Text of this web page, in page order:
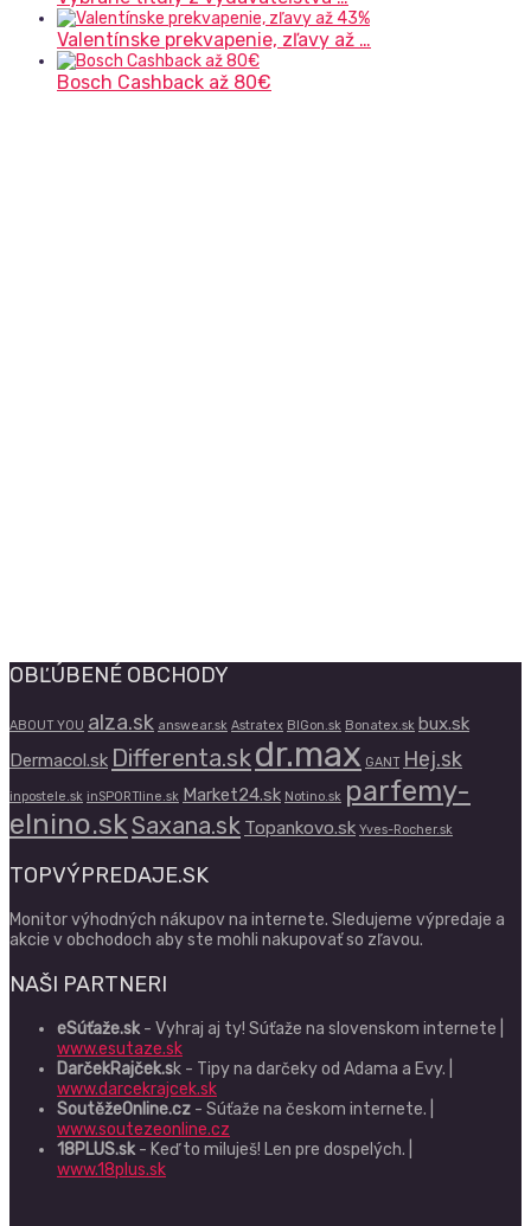
Valentínske prekvapenie, zľavy až …
Bosch Cashback až 80€
OBĽÚBENÉ OBCHODY
ABOUT YOU alza.sk answear.sk Astratex BIGon.sk Bonatex.sk bux.sk
Dermacol.sk Differenta.skdr.max GANT Hej.sk
inpostele.sk inSPORTline.sk Market24.sk Notino.sk parfemy-
elnino.skSaxana.sk Topankovo.sk Yves-Rocher.sk
TOPVÝPREDAJE.SK
Monitor výhodných nákupov na internete. Sledujeme výpredaje a
akcie v obchodoch aby ste mohli nakupovať so zľavou.
NAŠI PARTNERI
eSúťaže.sk- Vyhraj aj ty! Súťaže na slovenskom internete |
www.esutaze.sk
DarčekRajček.sk - Tipy na darčeky od Adama a Evy. |
www.darcekrajcek.sk
SoutěžeOnline.cz - Súťaže na českom internete. |
www.soutezeonline.cz
18PLUS.sk- Keď to miluješ! Len pre dospelých. |
www.18plus.sk